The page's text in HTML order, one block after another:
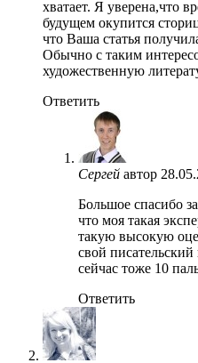
хватает. Я уверена,что
будущем окупится
что Ваша статья
Обычно с таким
художественную
Ответить
Сергей автор
Большое спасибо
что моя такая
такую высокую
свой
сейчас тоже 10
Ответить